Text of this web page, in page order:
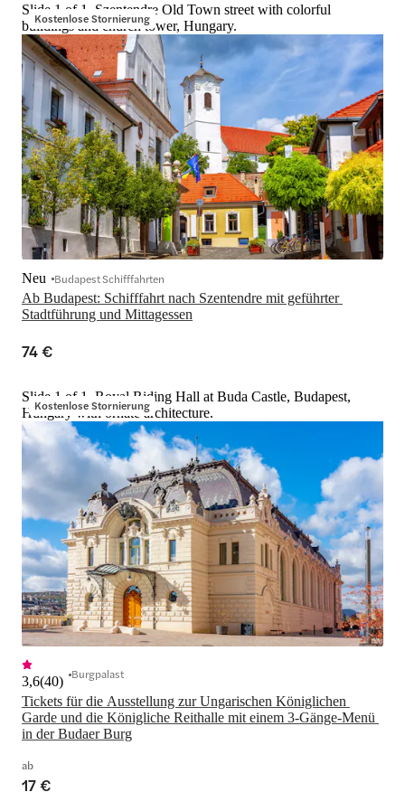
Kostenlose Stornierung
Slide 1 of 1, Szentendre Old Town street with colorful
buildings and church tower, Hungary.
Ab Budapest: Schifffahrt nach Szentendre mit geführter
Stadtführung und Mittagessen
Neu Budapest Schifffahrten
74 €
Kostenlose Stornierung
Slide 1 of 1, Royal Riding Hall at Buda Castle, Budapest,
Hungary with ornate architecture.
Tickets für die Ausstellung zur Ungarischen Königlichen
Garde und die Königliche Reithalle mit einem 3-Gänge-Menü
in der Budaer Burg
3,6(40) Burgpalast
ab
17 €